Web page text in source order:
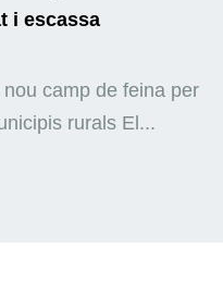
i escassa
camp de feina per
rurals El...